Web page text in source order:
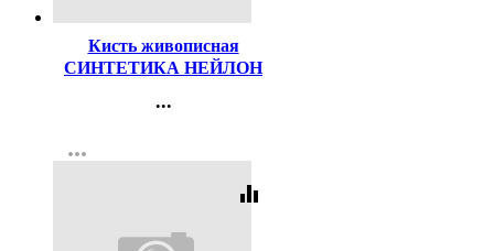
Кисть живописная
СИНТЕТИКА НЕЙЛОН
...
Регистрация
more_horiz
equalizer